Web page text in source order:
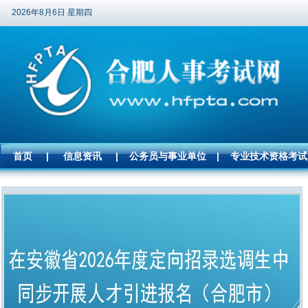
2026年8月6日 星期四
首页 | 信息资讯 | 公务员与事业单位 | 专业技术资格考试